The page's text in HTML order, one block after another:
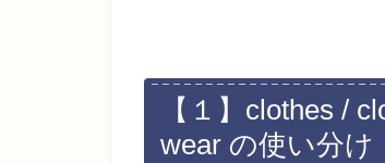
【１】clothes /
wear の使い分け